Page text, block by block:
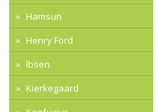
Hamsun
Henry Ford
Ibsen
Kierkegaard